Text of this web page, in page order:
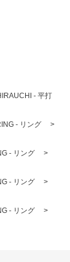
- 平打
- リング >
- リング >
- リング >
- リング >